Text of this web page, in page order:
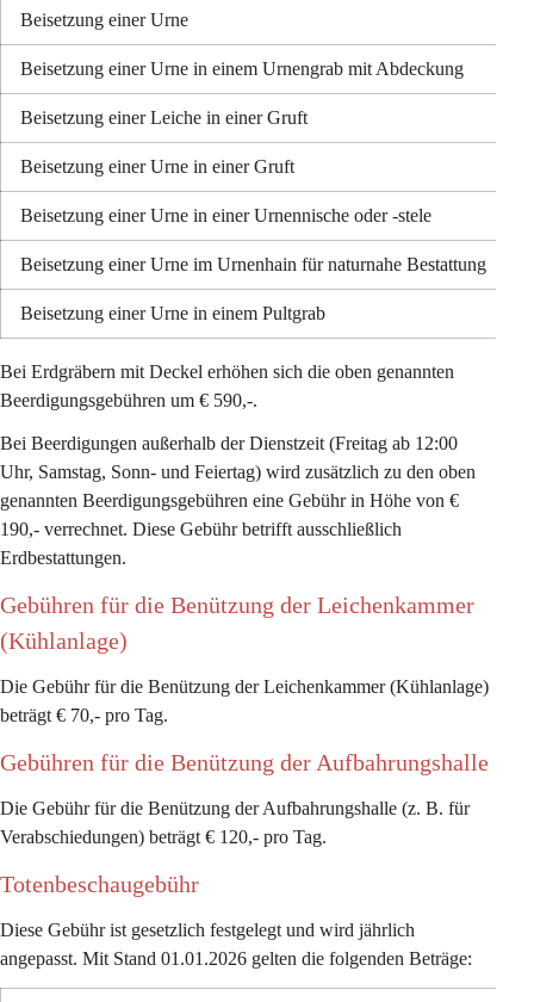
Beisetzung einer Urne
Beisetzung einer Urne in einem Urnengrab mit Abdeckung
Beisetzung einer Leiche in einer Gruft
Beisetzung einer Urne in einer Gruft
Beisetzung einer Urne in einer Urnennische oder -stele
Beisetzung einer Urne im Urnenhain für naturnahe Bestattung
Beisetzung einer Urne in einem Pultgrab
Bei Erdgräbern mit Deckel erhöhen sich die oben genannten
Beerdigungsgebühren um € 590,-.
Bei Beerdigungen außerhalb der Dienstzeit (Freitag ab 12:00
Uhr, Samstag, Sonn- und Feiertag) wird zusätzlich zu den oben
genannten Beerdigungsgebühren eine Gebühr in Höhe von €
190,- verrechnet. Diese Gebühr betrifft ausschließlich
Erdbestattungen.
Gebühren für die Benützung der Leichenkammer
(Kühlanlage)
Die Gebühr für die Benützung der Leichenkammer (Kühlanlage)
beträgt € 70,- pro Tag.
Gebühren für die Benützung der Aufbahrungshalle
Die Gebühr für die Benützung der Aufbahrungshalle (z. B. für
Verabschiedungen) beträgt € 120,- pro Tag.
Totenbeschaugebühr
Diese Gebühr ist gesetzlich festgelegt und wird jährlich
angepasst. Mit Stand 01.01.2026 gelten die folgenden Beträge: